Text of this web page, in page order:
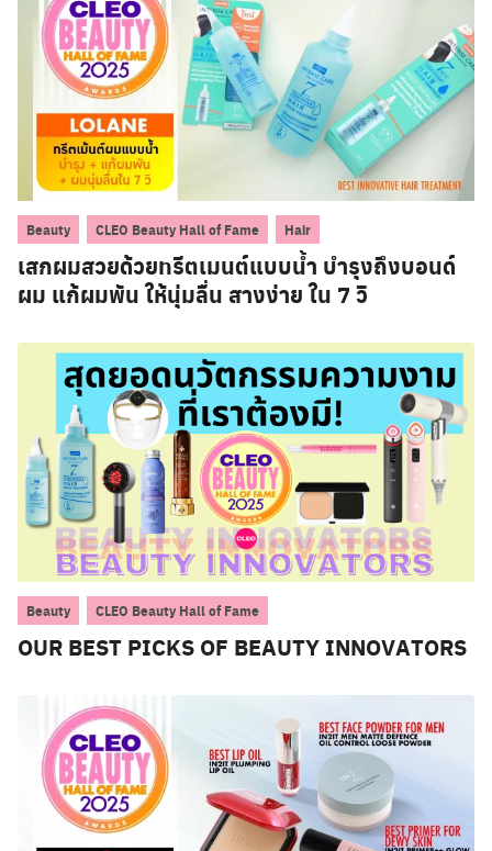
Beauty CLEO Beauty Hall of Fame Hair
เสกผมสวยด้วยทรีตเมนต์แบบน้ำ บำรุงถึงบอนด์
ผม แก้ผมพัน ให้นุ่มลื่น สางง่าย ใน 7 วิ
Beauty CLEO Beauty Hall of Fame
OUR BEST PICKS OF BEAUTY INNOVATORS